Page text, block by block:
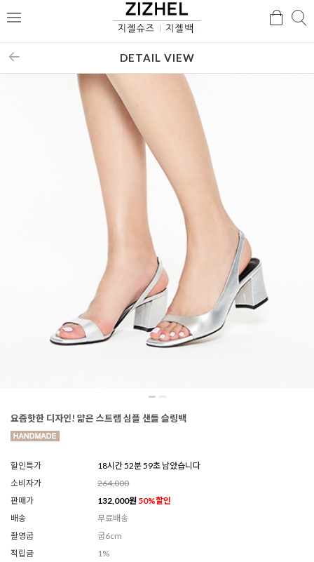
메
검
DETAIL VIEW
요즘핫한 디자인! 얇은 스트랩 심플 샌들 슬링백
할인특가
18시간 52분 58초 남았습니다
소비자가
264,000
판매가
132,000원 50%할인
배송
무료배송
촬영굽
굽6cm
적립금
1%